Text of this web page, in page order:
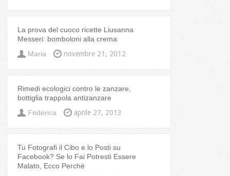
La prova del cuoco ricette Liusanna
Messeri: bomboloni alla crema
Maria
novembre 21, 2012
Rimedi ecologici contro le zanzare,
bottiglia trappola antizanzare
Federica
aprile 27, 2013
Tu Fotografi il Cibo e lo Posti su
Facebook? Se lo Fai Potresti Essere
Malato, Ecco Perchè